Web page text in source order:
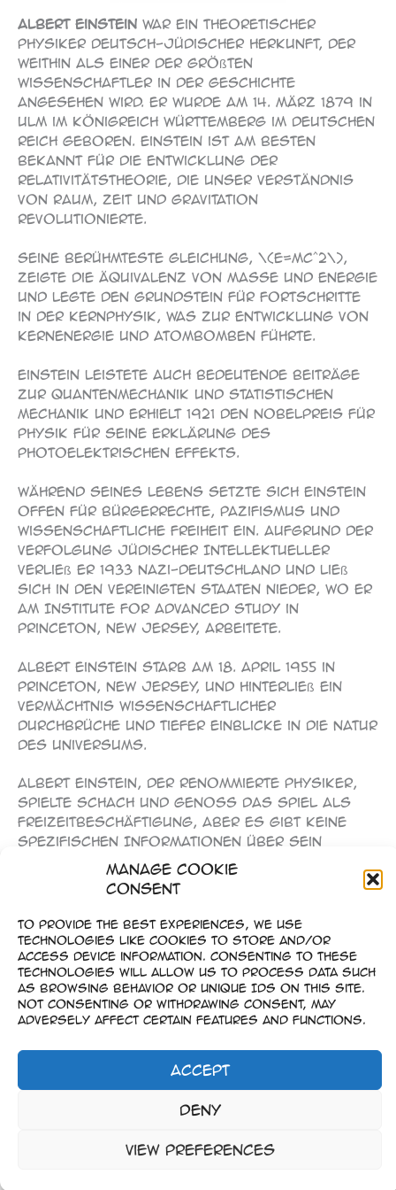
Manage Cookie
Consent
To provide the best experiences, we use
technologies like cookies to store and/or
access device information. Consenting to these
technologies will allow us to process data such
as browsing behavior or unique IDs on this site.
Not consenting or withdrawing consent, may
adversely affect certain features and functions.
Accept
Deny
View preferences
Albert Einstein war ein theoretischer
Physiker deutsch-jüdischer Herkunft, der
weithin als einer der größten
Wissenschaftler in der Geschichte
angesehen wird. Er wurde am 14. März 1879 in
Ulm im Königreich Württemberg im Deutschen
Reich geboren. Einstein ist am besten
bekannt für die Entwicklung der
Relativitätstheorie, die unser Verständnis
von Raum, Zeit und Gravitation
revolutionierte.
Seine berühmteste Gleichung, \(E=mc^2\),
zeigte die Äquivalenz von Masse und Energie
und legte den Grundstein für Fortschritte
in der Kernphysik, was zur Entwicklung von
Kernenergie und Atombomben führte.
Einstein leistete auch bedeutende Beiträge
zur Quantenmechanik und statistischen
Mechanik und erhielt 1921 den Nobelpreis für
Physik für seine Erklärung des
photoelektrischen Effekts.
Während seines Lebens setzte sich Einstein
offen für Bürgerrechte, Pazifismus und
wissenschaftliche Freiheit ein. Aufgrund der
Verfolgung jüdischer Intellektueller
verließ er 1933 Nazi-Deutschland und ließ
sich in den Vereinigten Staaten nieder, wo er
am Institute for Advanced Study in
Princeton, New Jersey, arbeitete.
Albert Einstein starb am 18. April 1955 in
Princeton, New Jersey, und hinterließ ein
Vermächtnis wissenschaftlicher
Durchbrüche und tiefer Einblicke in die Natur
des Universums.
Albert Einstein, der renommierte Physiker,
spielte Schach und genoss das Spiel als
Freizeitbeschäftigung, aber es gibt keine
spezifischen Informationen über sein
Lieblingsspiel oder bevorzugte
Eröffnungsvarianten. Einsteins
Beschäftigung mit Schach war eher
gelegentlich, und er verfolgte das Spiel
weder intensiv noch wettbewerbsorientiert.
Daher ist es schwierig, sein Lieblingsspiel
oder spezifische Strategien im Schach zu
benennen.
Impressum
–
Copyright © 2023-2026